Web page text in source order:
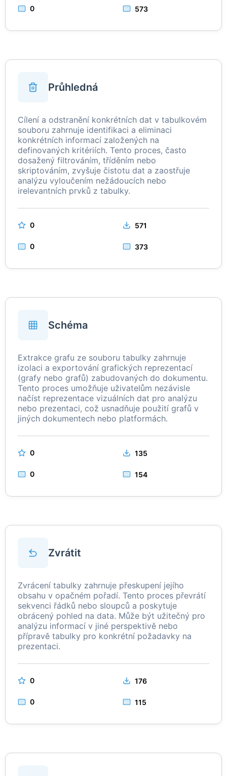
0 573
Průhledná
Cílení a odstranění konkrétních dat v tabulkovém
souboru zahrnuje identifikaci a eliminaci
konkrétních informací založených na
definovaných kritériích. Tento proces, často
dosažený filtrováním, tříděním nebo
skriptováním, zvyšuje čistotu dat a zaostřuje
analýzu vyloučením nežádoucích nebo
irelevantních prvků z tabulky.
0
0
571
373
Schéma
Extrakce grafu ze souboru tabulky zahrnuje
izolaci a exportování grafických reprezentací
(grafy nebo grafů) zabudovaných do dokumentu.
Tento proces umožňuje uživatelům nezávisle
načíst reprezentace vizuálních dat pro analýzu
nebo prezentaci, což usnadňuje použití grafů v
jiných dokumentech nebo platformách.
0
0
135
154
Zvrátit
Zvrácení tabulky zahrnuje přeskupení jejího
obsahu v opačném pořadí. Tento proces převrátí
sekvenci řádků nebo sloupců a poskytuje
obrácený pohled na data. Může být užitečný pro
analýzu informací v jiné perspektivě nebo
přípravě tabulky pro konkrétní požadavky na
prezentaci.
0
0
176
115